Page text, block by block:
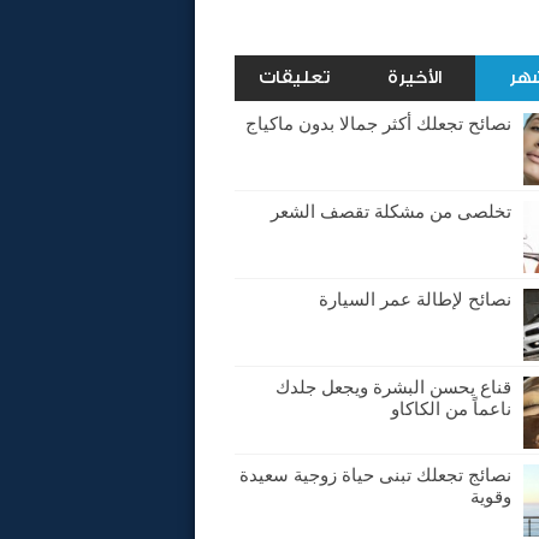
الأخيرة تعليقات
نصائح تجعلك أكثر جمالا بدون ماكياج
تخلصى من مشكلة تقصف الشعر
نصائح لإطالة عمر السيارة
قناع يحسن البشرة ويجعل جلدك
ناعماً من الكاكاو
نصائج تجعلك تبنى حياة زوجية سعيدة
وقوية